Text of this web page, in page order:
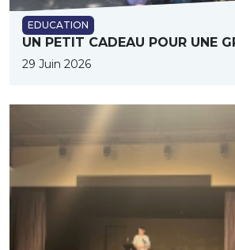
EDUCATION
UN PETIT CADEAU POUR UNE
29 Juin 2026